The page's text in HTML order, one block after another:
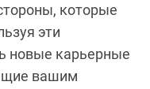
которые
эти
новые карьерные
вашим